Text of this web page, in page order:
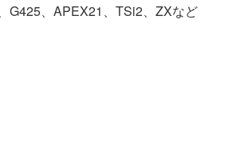
G425、APEX21、TSi2、ZXなど